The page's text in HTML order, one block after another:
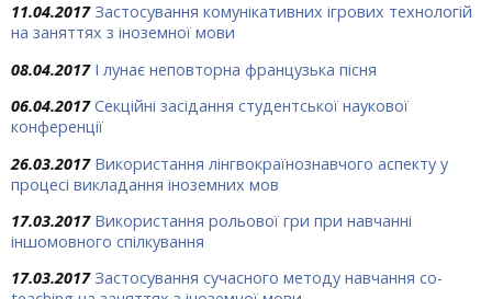
11.04.2017 Застосування комунікативних ігрових технологій
на заняттях з іноземної мови
08.04.2017 І лунає неповторна французька пісня
06.04.2017 Секційні засідання студентської наукової
конференції
26.03.2017 Використання лінгвокраїнознавчого аспекту у
процесі викладання іноземних мов
17.03.2017 Використання рольової гри при навчанні
іншомовного спілкування
17.03.2017 Застосування сучасного методу навчання co-